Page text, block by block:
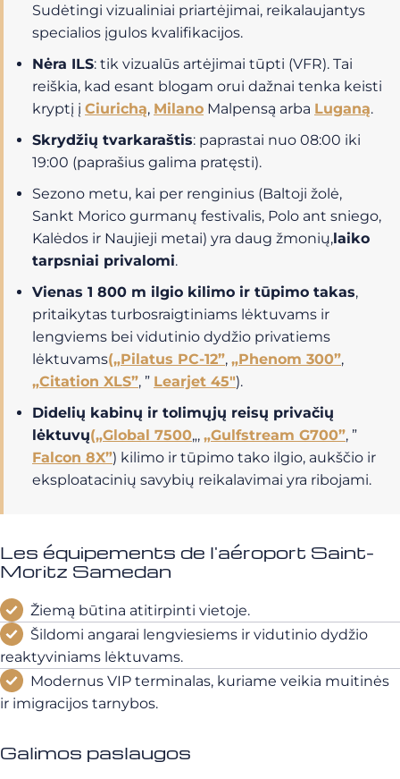
Sudėtingi vizualiniai priartėjimai, reikalaujantys
specialios įgulos kvalifikacijos.
Nėra ILS: tik vizualūs artėjimai tūpti (VFR). Tai
reiškia, kad esant blogam orui dažnai tenka keisti
kryptį į Ciurichą, Milano Malpensą arba Luganą.
Skrydžių tvarkaraštis: paprastai nuo 08:00 iki
19:00 (paprašius galima pratęsti).
Sezono metu, kai per renginius (Baltoji žolė,
Sankt Morico gurmanų festivalis, Polo ant sniego,
Kalėdos ir Naujieji metai) yra daug žmonių,laiko
tarpsniai privalomi.
Vienas 1 800 m ilgio kilimo ir tūpimo takas,
pritaikytas turbosraigtiniams lėktuvams ir
lengviems bei vidutinio dydžio privatiems
lėktuvams(„Pilatus PC-12”, „Phenom 300”,
„Citation XLS”, ” Learjet 45″).
Didelių kabinų ir tolimųjų reisų privačių
lėktuvų(„Global 7500„, „Gulfstream G700”, ”
Falcon 8X”) kilimo ir tūpimo tako ilgio, aukščio ir
eksploatacinių savybių reikalavimai yra ribojami.
Les équipements de l'aéroport Saint-
Moritz Samedan
Žiemą būtina atitirpinti vietoje.
Šildomi angarai lengviesiems ir vidutinio dydžio
reaktyviniams lėktuvams.
Modernus VIP terminalas, kuriame veikia muitinės
ir imigracijos tarnybos.
Galimos paslaugos